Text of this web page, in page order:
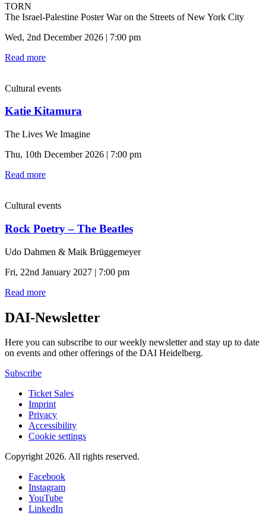
TORN
The Israel-Palestine Poster War on the Streets of New York City
Wed, 2nd December 2026 | 7:00 pm
Read more
Cultural events
Katie Kitamura
The Lives We Imagine
Thu, 10th December 2026 | 7:00 pm
Read more
Cultural events
Rock Poetry – The Beatles
Udo Dahmen & Maik Brüggemeyer
Fri, 22nd January 2027 | 7:00 pm
Read more
DAI-Newsletter
Here you can subscribe to our weekly newsletter and stay up to date
on events and other offerings of the DAI Heidelberg.
Subscribe
Ticket Sales
Imprint
Privacy
Accessibility
Cookie settings
Copyright 2026. All rights reserved.
Facebook
Instagram
YouTube
LinkedIn